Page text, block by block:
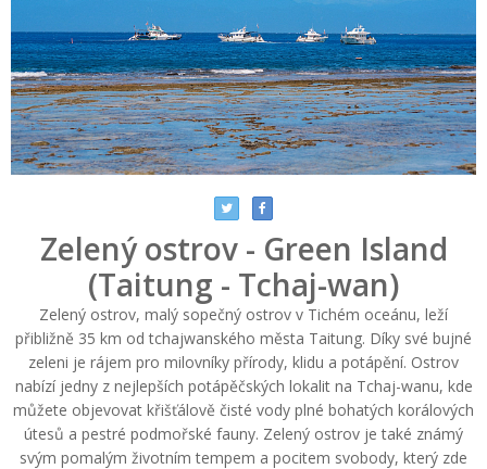
Zelený ostrov - Green Island
(Taitung - Tchaj-wan)
Zelený ostrov, malý sopečný ostrov v Tichém oceánu, leží
přibližně 35 km od tchajwanského města Taitung. Díky své bujné
zeleni je rájem pro milovníky přírody, klidu a potápění. Ostrov
nabízí jedny z nejlepších potápěčských lokalit na Tchaj-wanu, kde
můžete objevovat křišťálově čisté vody plné bohatých korálových
útesů a pestré podmořské fauny. Zelený ostrov je také známý
svým pomalým životním tempem a pocitem svobody, který zde